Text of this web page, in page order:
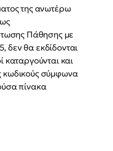
της ανωτέρω
Πάθησης με
δεν θα εκδίδονται
καταργούνται και
κωδικούς σύμφωνα
πίνακα